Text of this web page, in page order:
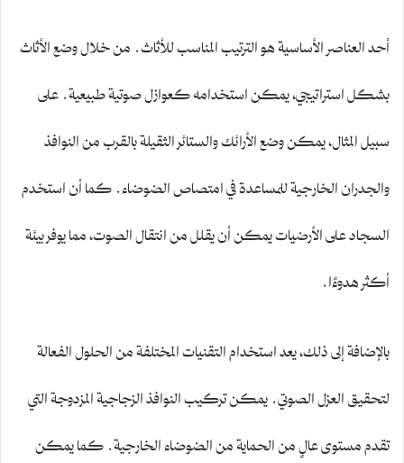
أحد العناصر الأساسية هو الترتيب المناسب للأثاث. من خلال وضع الأثاث
بشكل استراتيجي، يمكن استخدامه كعوازل صوتية طبيعية. على
سبيل المثال، يمكن وضع الأرائك والستائر الثقيلة بالقرب من النوافذ
والجدران الخارجية للمساعدة في امتصاص الضوضاء. كما أن استخدم
السجاد على الأرضيات يمكن أن يقلل من انتقال الصوت، مما يوفر بيئة
أكثر هدوءًا.
بالإضافة إلى ذلك، يعد استخدام التقنيات المختلفة من الحلول الفعالة
لتحقيق العزل الصوتي. يمكن تركيب النوافذ الزجاجية المزدوجة التي
تقدم مستوى عالٍ من الحماية من الضوضاء الخارجية. كما يمكن